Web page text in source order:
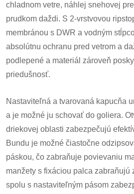
chladnom vetre, náhlej snehovej
prudkom daždi. S 2-vrstvovou
membránou s DWR a vodným
absolútnu ochranu pred vetrom a
podlepené a materiál zároveň
priedušnosť.
Nastaviteľná a tvarovaná kapucňa
a je možné ju schovať do goliera.
driekovej oblasti zabezpečujú
Bundu je možné čiastočne
páskou, čo zabraňuje povievaniu
manžety s fixáciou palca zabraňujú
spolu s nastaviteľným pásom